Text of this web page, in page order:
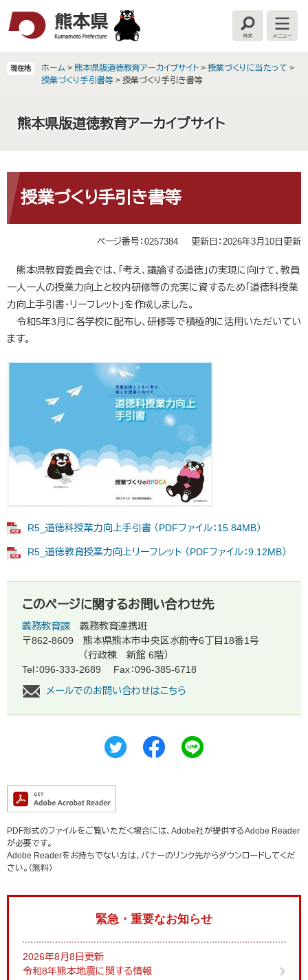
検
索
メ
ニ
ー
現在地 ホーム > 熊本県版道徳教育アーカイブサイト > 授業づくりに当たって >
授業づくり手引書等 > 授業づくり手引き書等
熊本県版道徳教育アーカイブサイト
文 授業づくり手引き書等
ページ番号：0257384 更新日：2026年3月10日更新
熊本県教育委員会では、「考え、議論する道徳」の実現に向けて、教員
一人一人の授業力向上と校内研修等の充実に資するため「道徳科授業
力向上手引書・リーフレット」を作成しました。
令和5年3月に各学校に配布し、研修等で積極的に活用いただいてい
ます。
R5_道徳科授業力向上手引書 （PDFファイル：15.84MB）
R5_道徳教育授業力向上リーフレット （PDFファイル：9.12MB）
このページに関するお問い合わせ先
義務教育課
義務教育連携班
〒862-8609
熊本県熊本市中央区水前寺6丁目18番1号
（行政棟 新館 6階）
Tel：096-333-2689
Fax：096-385-6718
メールでのお問い合わせはこちら
PDF形式のファイルをご覧いただく場合には、Adobe社が提供するAdobe Reader
が必要です。
Adobe Readerをお持ちでない方は、バナーのリンク先からダウンロードしてくだ
さい。（無料）
緊急・重要なお知らせ
2026年8月8日更新
令和8年熊本地震に関する情報